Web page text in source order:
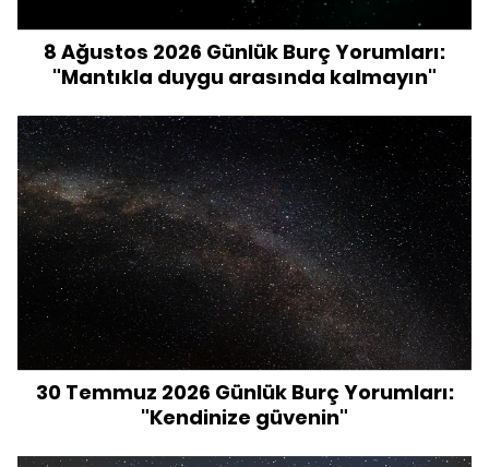
8 Ağustos 2026 Günlük Burç Yorumları:
"Mantıkla duygu arasında kalmayın"
30 Temmuz 2026 Günlük Burç Yorumları:
"Kendinize güvenin"